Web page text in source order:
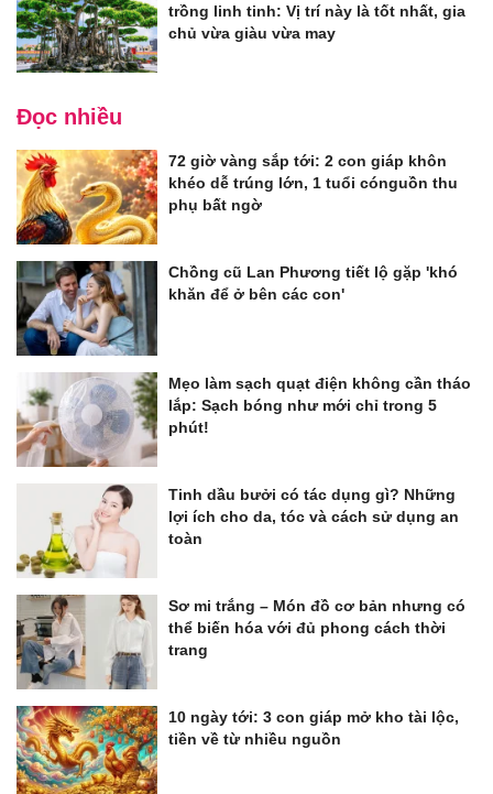
trồng linh tinh: Vị trí này là tốt nhất, gia
chủ vừa giàu vừa may
Đọc nhiều
72 giờ vàng sắp tới: 2 con giáp khôn
khéo dễ trúng lớn, 1 tuổi cónguồn thu
phụ bất ngờ
Chồng cũ Lan Phương tiết lộ gặp 'khó
khăn để ở bên các con'
Mẹo làm sạch quạt điện không cần tháo
lắp: Sạch bóng như mới chỉ trong 5
phút!
Tinh dầu bưởi có tác dụng gì? Những
lợi ích cho da, tóc và cách sử dụng an
toàn
Sơ mi trắng – Món đồ cơ bản nhưng có
thể biến hóa với đủ phong cách thời
trang
10 ngày tới: 3 con giáp mở kho tài lộc,
tiền về từ nhiều nguồn